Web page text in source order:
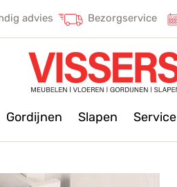
advies Bezorgservice
Gordijnen Slapen Service